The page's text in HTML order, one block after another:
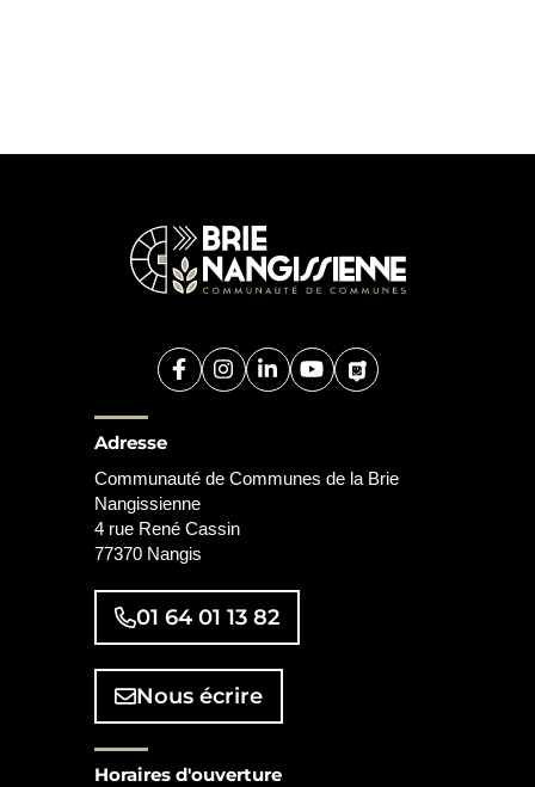
Facebook
(ouverture dans un nouvel onglet)
Instagram
(ouverture dans un nouvel
Linkedin
(ouverture dans un nouvel
YouTube
(ouverture dans un
PanneauPocket
(ouverture dans
Adresse
Communauté de Communes de la Brie
Nangissienne
4 rue René Cassin
77370 Nangis
01 64 01 13 82
Nous écrire
Horaires d'ouverture